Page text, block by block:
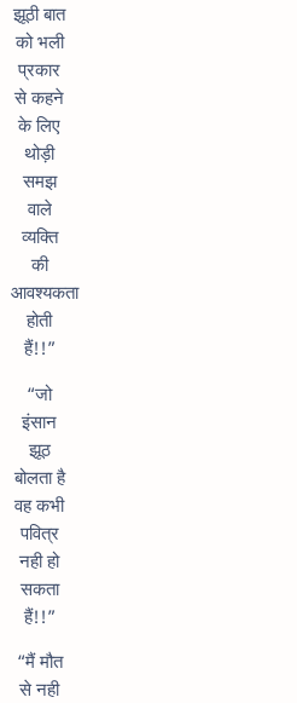
झूठी बात
को भली
प्रकार
से कहने
के लिए
थोड़ी
समझ
वाले
व्यक्ति
की
आवश्यकता
होती
हैं!!”
“जो
इंसान
झूठ
बोलता है
वह कभी
पवित्र
नही हो
सकता
हैं!!”
“मैं मौत
से नही